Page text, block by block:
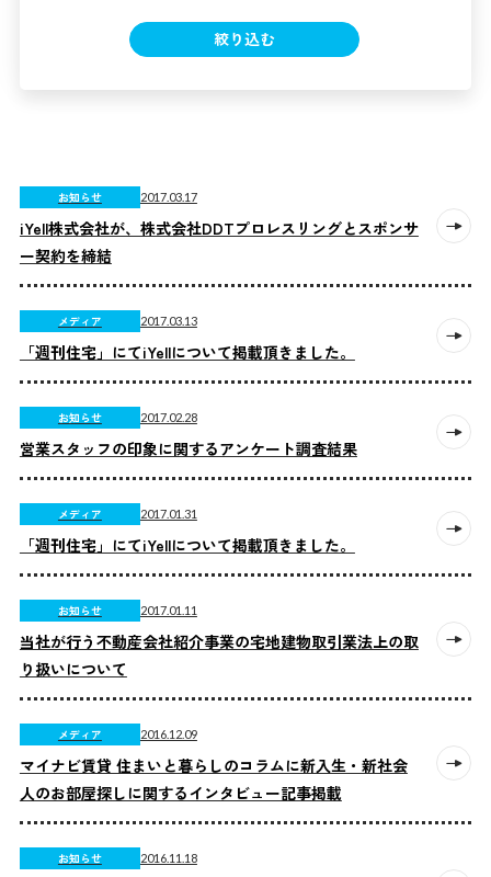
絞り込む
お知らせ 2017.03.17
iYell株式会社が、株式会社DDTプロレスリングとスポンサ
ー契約を締結
メディア 2017.03.13
「週刊住宅」にてiYellについて掲載頂きました。
お知らせ 2017.02.28
営業スタッフの印象に関するアンケート調査結果
メディア 2017.01.31
「週刊住宅」にてiYellについて掲載頂きました。
お知らせ 2017.01.11
当社が行う不動産会社紹介事業の宅地建物取引業法上の取
り扱いについて
メディア 2016.12.09
マイナビ賃貸 住まいと暮らしのコラムに新入生・新社会
人のお部屋探しに関するインタビュー記事掲載
お知らせ 2016.11.18